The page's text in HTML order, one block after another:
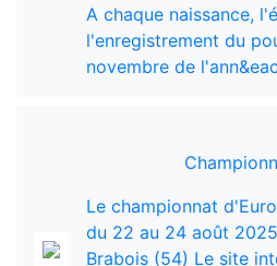
A chaque naissance,
l'enregistrement du
novembre de
Le championnat
du 22 au 24 août
Brabois (54) Le site